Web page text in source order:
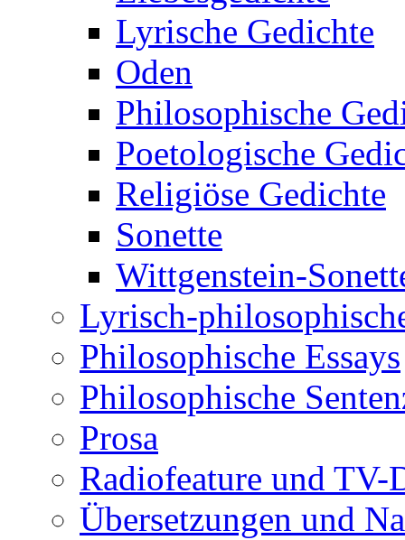
Lyrische Gedichte
Oden
Philosophische
Poetologische
Religiöse Gedichte
Sonette
Wittgenstein-
Lyrisch-
Philosophische Essays
Philosophische
Prosa
Radiofeature und TV-
Übersetzungen und